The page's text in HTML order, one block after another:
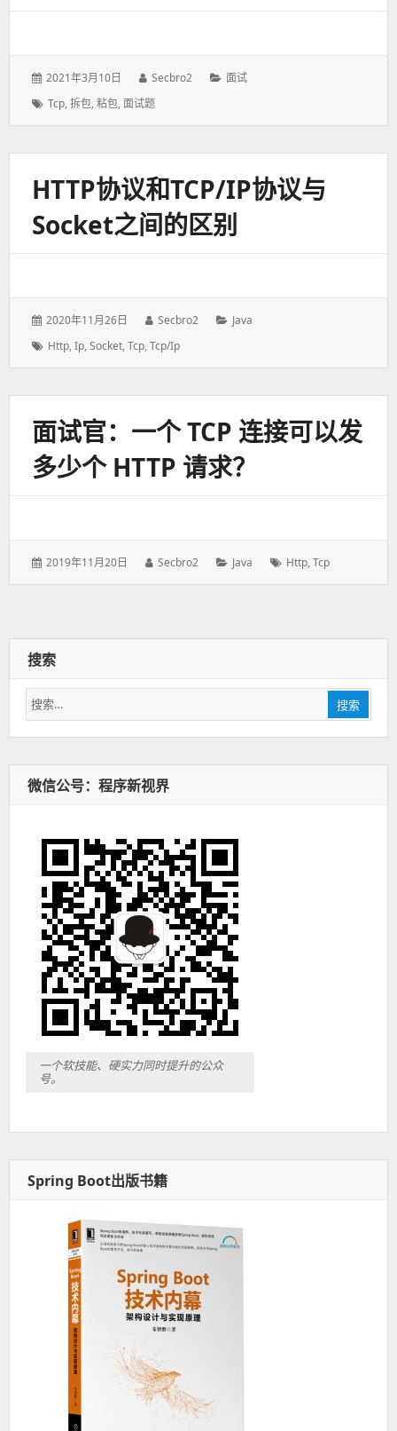
发
于：
2021年3月10日
作
Secbro2
分
面试
标
Tcp,拆包,粘包,面试题
HTTP协议和TCP/IP协议与
Socket之间的区别
发
于：
2020年11月26日
作
Secbro2
分
Java
标
Http,Ip,Socket,Tcp,Tcp/ip
面试官：一个 TCP 连接可以发
多少个 HTTP 请求？
发
2019年11月20日
作
Secbro2
分
Java
标
Http,Tcp
搜索
搜
索：
搜索
微信公号：程序新视界
一个软技能、硬实力同时提升的公众
号。
Spring Boot出版书籍